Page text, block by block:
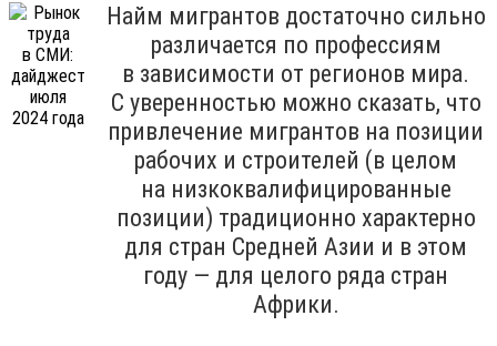
Найм мигрантов достаточно сильно
различается по профессиям
в зависимости от регионов мира.
С уверенностью можно сказать, что
привлечение мигрантов на позиции
рабочих и строителей (в целом
на низкоквалифицированные
позиции) традиционно характерно
для стран Средней Азии и в этом
году — для целого ряда стран
Африки.